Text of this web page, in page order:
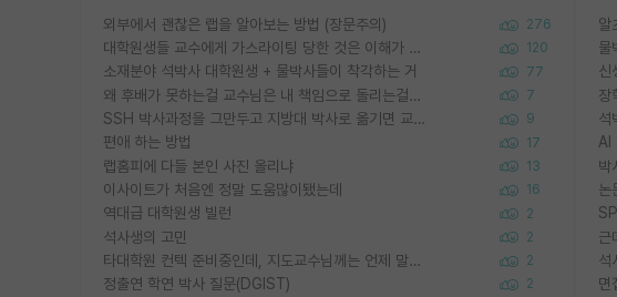
외부에서 괜찮은 랩을 알아보는 방법 (장문주의) 276
대학원생들 교수에게 가스라이팅 당한 것은 이해가 갑니다. 안타깝네요. 120
소재분야 석박사 대학원생 + 물박사들이 착각하는 거 77
왜 후배가 못하는걸 교수님은 내 책임으로 돌리는걸까요? 7
SSH 박사과정을 그만두고 지방대 박사로 옮기면 교수의 꿈은 끝일까요? 9
편애 하는 방법 17
랩홈피에 다들 본인 사진 올리냐 13
이사이트가 처음엔 정말 도움많이됐는데 16
역대급 대학원생 빌런 2
석사생의 고민 2
타대학원 컨텍 준비중인데, 지도교수님께는 언제 말씀드려야 할까요? 2
정출연 학연 박사 질문(DGIST) 2
알
물
신
장
AI
논
근
석
면